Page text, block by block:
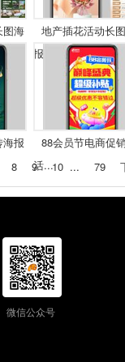
图海
地产插花活动长
报
报
88会员节电商促销
活...
8 9 10 ... 79
微信公众号